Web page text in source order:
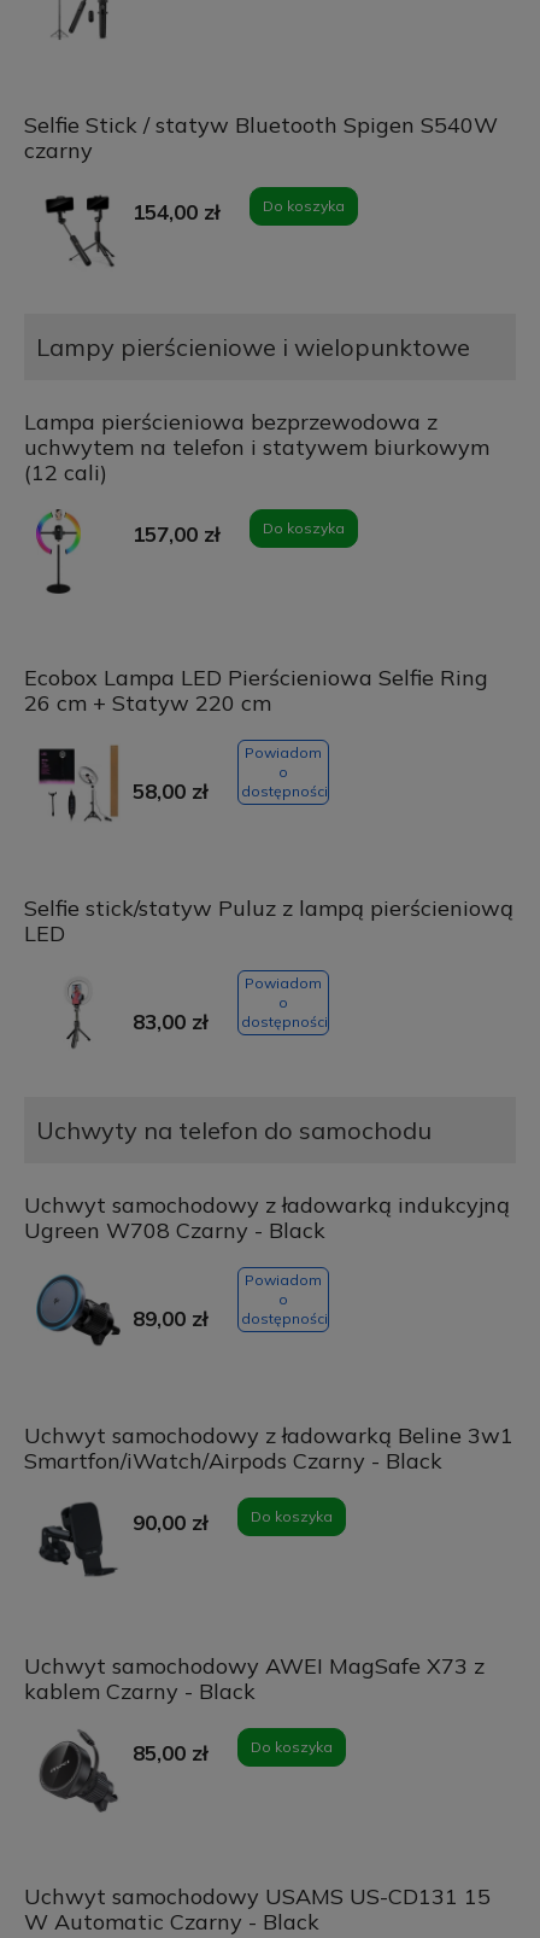
Selfie Stick / statyw Bluetooth Spigen S540W
czarny
154,00 zł Do koszyka
Lampy pierścieniowe i wielopunktowe
Lampa pierścieniowa bezprzewodowa z
uchwytem na telefon i statywem biurkowym
(12 cali)
157,00 zł Do koszyka
Ecobox Lampa LED Pierścieniowa Selfie Ring
26 cm + Statyw 220 cm
58,00 zł
Powiadom
o
dostępności
Selfie stick/statyw Puluz z lampą pierścieniową
LED
83,00 zł
Powiadom
o
dostępności
Uchwyty na telefon do samochodu
Uchwyt samochodowy z ładowarką indukcyjną
Ugreen W708 Czarny - Black
89,00 zł
Powiadom
o
dostępności
Uchwyt samochodowy z ładowarką Beline 3w1
Smartfon/iWatch/Airpods Czarny - Black
90,00 zł Do koszyka
Uchwyt samochodowy AWEI MagSafe X73 z
kablem Czarny - Black
85,00 zł Do koszyka
Uchwyt samochodowy USAMS US-CD131 15
W Automatic Czarny - Black